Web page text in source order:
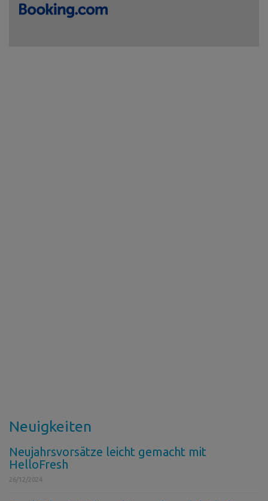
Neuigkeiten
Neujahrsvorsätze leicht gemacht mit
HelloFresh
26/12/2024